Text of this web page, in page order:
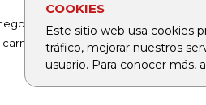
COOKIES
Este sitio web usa cookies
tráfico, mejorar nuestros
usuario. Para conocer más,
empresas.larepublica.co
carnavalindustriacultural.com